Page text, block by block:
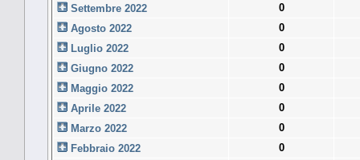
Settembre 2022
0
Agosto 2022
0
Luglio 2022
0
Giugno 2022
0
Maggio 2022
0
Aprile 2022
0
Marzo 2022
0
Febbraio 2022
0